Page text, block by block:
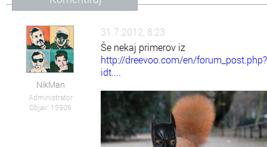
NikMan
Administrator
Objav: 15909
31.7.2012, 8:23
Še nekaj primerov iz
http://dreevoo.com/en/forum_post.php?
idt....